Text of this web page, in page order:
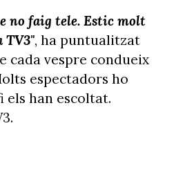
no faig tele. Estic molt
TV3", ha puntualitzat
cada vespre condueix
espectadors ho
els han escoltat.